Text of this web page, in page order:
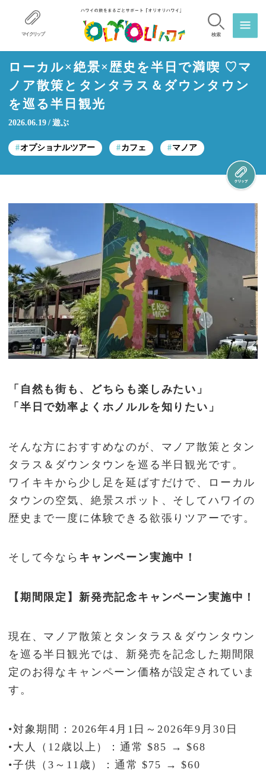
マイクリップ 検索
ローカル×絶景×歴史を半日で満喫 ♡マ
ノア散策とタンタラス＆ダウンタウン
を巡る半日観光
2026.06.19 遊ぶ
オプショナルツアー カフェ マノア
「自然も街も、どちらも楽しみたい」
「半日で効率よくホノルルを知りたい」
そんな方におすすめなのが、マノア散策とタン
タラス＆ダウンタウンを巡る半日観光です。
ワイキキから少し足を延ばすだけで、ローカル
タウンの空気、絶景スポット、そしてハワイの
歴史まで一度に体験できる欲張りツアーです。
そして今なら キャンペーン実施中！
【期間限定】新発売記念キャンペーン実施中！
現在、マノア散策とタンタラス＆ダウンタウン
を巡る半日観光では、新発売を記念した期間限
定のお得なキャンペーン価格が設定されていま
す。
•対象期間：2026年4月1日～2026年9月30日
•大人（12歳以上）：通常 $85 → $68
•子供（3～11歳）：通常 $75 → $60